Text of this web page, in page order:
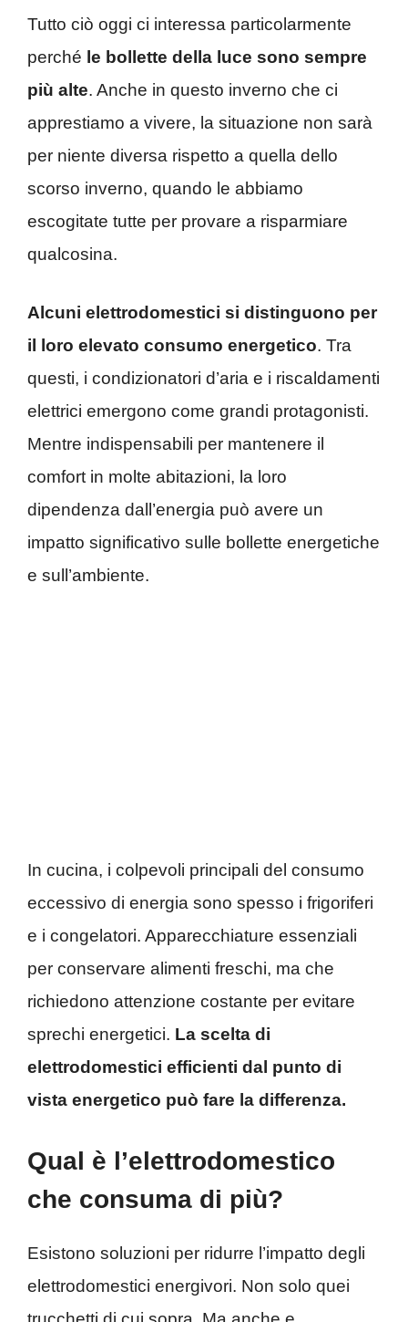
Tutto ciò oggi ci interessa particolarmente
perché le bollette della luce sono sempre
più alte. Anche in questo inverno che ci
apprestiamo a vivere, la situazione non sarà
per niente diversa rispetto a quella dello
scorso inverno, quando le abbiamo
escogitate tutte per provare a risparmiare
qualcosina.
Alcuni elettrodomestici si distinguono per
il loro elevato consumo energetico. Tra
questi, i condizionatori d’aria e i riscaldamenti
elettrici emergono come grandi protagonisti.
Mentre indispensabili per mantenere il
comfort in molte abitazioni, la loro
dipendenza dall’energia può avere un
impatto significativo sulle bollette energetiche
e sull’ambiente.
In cucina, i colpevoli principali del consumo
eccessivo di energia sono spesso i frigoriferi
e i congelatori. Apparecchiature essenziali
per conservare alimenti freschi, ma che
richiedono attenzione costante per evitare
sprechi energetici. La scelta di
elettrodomestici efficienti dal punto di
vista energetico può fare la differenza.
Qual è l’elettrodomestico
che consuma di più?
Esistono soluzioni per ridurre l’impatto degli
elettrodomestici energivori. Non solo quei